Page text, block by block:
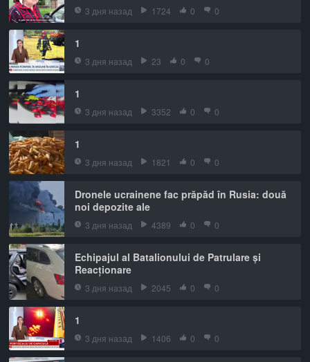
3 дня назад 1724 0 0
1
3 дня назад 23 0 0
1
3 дня назад 3352 0 0
1
3 дня назад 1821 0 0
Dronele ucrainene fac prăpăd în Rusia: două
noi depozite ale
3 дня назад 4389 0 0
Echipajul al Batalionului de Patrulare și
Reacționare
3 дня назад 2045 0 0
1
3 дня назад 1406 0 0